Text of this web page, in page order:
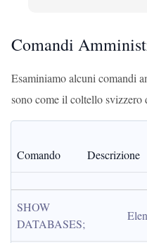
Comandi
Esaminiamo alcuni comandi
sono come il coltello
Comando Descrizione
SHOW
DATABASES;